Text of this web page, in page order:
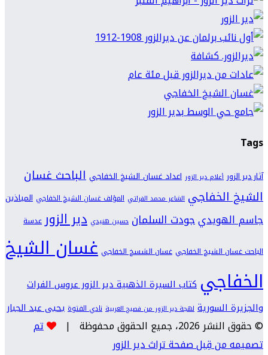
Tags
آثار دير الزور أعلام دير الزور اعداد غسان الشيخ الخفاجي الباحث غسان
الشيخ الخفاجي الشاعر محمد الفراتي المؤلف غسان الشيخ الخفاجي المياذين
جاسم الهويديجودت السلمان حسين هنيدي دير الزور عدسة
الباحث غسان الشيخ الخفاجي غسان الشسخ الخفاجي غسان الشيخ
الخفاجي كتاب السيرة الذهبية دير الزور عروس الفرات
والجزيرة السورية لهجة دير الزور من فصيح العربية نادي الفتوة يحيى عبد الجبار
© حقوق النشر 2026، جميع الحقوق محفوظة |
تم
تصميمه من قِبل صفحة تراث دير الزور